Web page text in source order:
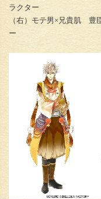
ラクター
（右）モテ男×兄貴肌
ー